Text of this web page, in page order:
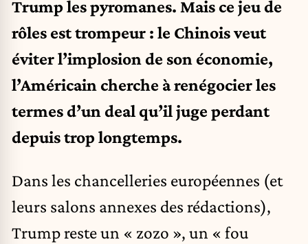
Trump les pyromanes. Mais ce jeu de
rôles est trompeur : le Chinois veut
éviter l’implosion de son économie,
l’Américain cherche à renégocier les
termes d’un deal qu’il juge perdant
depuis trop longtemps.
Dans les chancelleries européennes (et
leurs salons annexes des rédactions),
Trump reste un « zozo », un « fou